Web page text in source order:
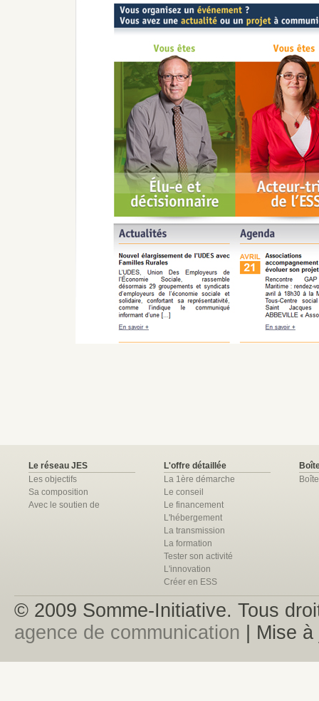
Le réseau JES
Les objectifs
Sa composition
Avec le soutien de
L'offre détaillée
La 1ère démarche
Le conseil
Le financement
L'hébergement
La transmission
La formation
Tester son activité
L'innovation
Créer en ESS
© 2009 Somme-Initiative. Tous
agence de communication | Mise